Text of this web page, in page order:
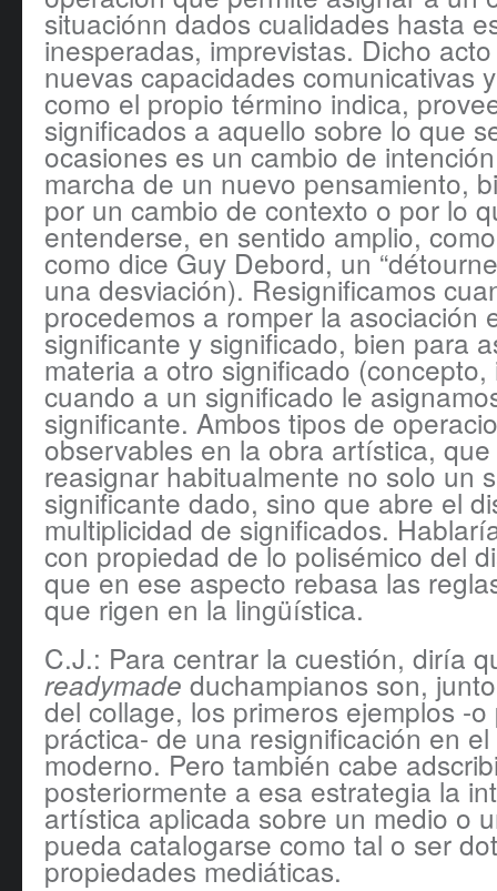
situaciónn dados cualidades hasta
inesperadas, imprevistas. Dicho
nuevas capacidades comunicativas
como el propio término indica,
significados a aquello sobre lo que
ocasiones es un cambio de
marcha de un nuevo pensamiento,
por un cambio de contexto o por lo
entenderse, en sentido amplio,
como dice Guy Debord, un
una desviación). Resignificamos
procedemos a romper la asociación
significante y significado, bien para
materia a otro significado
cuando a un significado le
significante. Ambos tipos de
observables en la obra artística,
reasignar habitualmente no solo un
significante dado, sino que abre el
multiplicidad de significados.
con propiedad de lo polisémico del
que en ese aspecto rebasa las
que rigen en la lingüística.
C.J.: Para centrar la cuestión, diría
readymade duchampianos son,
del collage, los primeros ejemplos -
práctica- de una resignificación en
moderno. Pero también cabe
posteriormente a esa estrategia la
artística aplicada sobre un medio o
pueda catalogarse como tal o ser
propiedades mediáticas.